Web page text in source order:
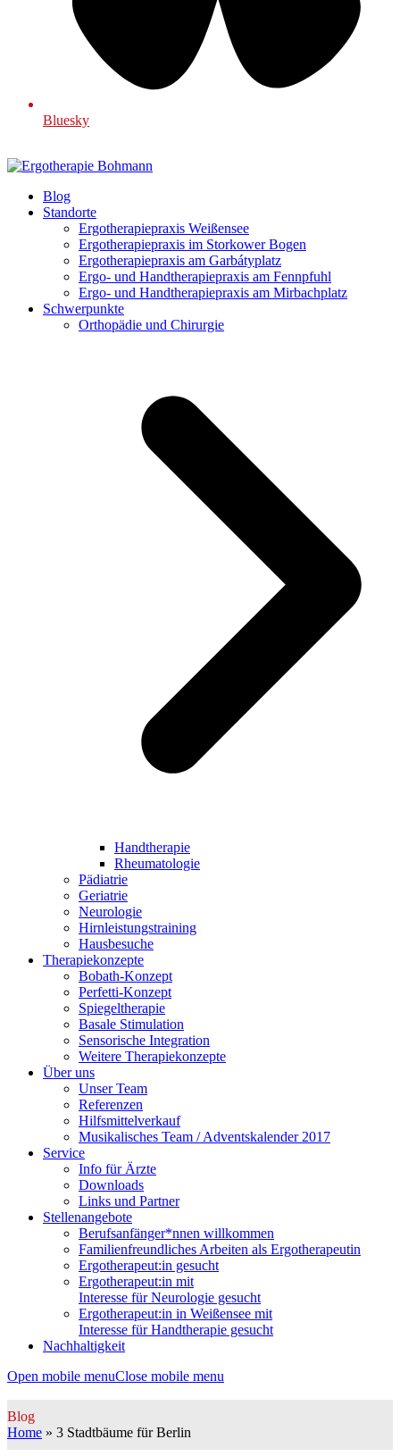
Bluesky
Blog
Standorte
Ergotherapiepraxis Weißensee
Ergotherapiepraxis im Storkower Bogen
Ergotherapiepraxis am Garbátyplatz
Ergo- und Handtherapiepraxis am Fennpfuhl
Ergo- und Handtherapiepraxis am Mirbachplatz
Schwerpunkte
Orthopädie und Chirurgie
Handtherapie
Rheumatologie
Pädiatrie
Geriatrie
Neurologie
Hirnleistungstraining
Hausbesuche
Therapiekonzepte
Bobath-Konzept
Perfetti-Konzept
Spiegeltherapie
Basale Stimulation
Sensorische Integration
Weitere Therapiekonzepte
Über uns
Unser Team
Referenzen
Hilfsmittelverkauf
Musikalisches Team / Adventskalender 2017
Service
Info für Ärzte
Downloads
Links und Partner
Stellenangebote
Berufsanfänger*nnen willkommen
Familienfreundliches Arbeiten als Ergotherapeutin
Ergotherapeut:in gesucht
Ergotherapeut:in mit
Interesse für Neurologie gesucht
Ergotherapeut:in in Weißensee mit
Interesse für Handtherapie gesucht
Nachhaltigkeit
Open mobile menuClose mobile menu
Blog
Home » 3 Stadtbäume für Berlin